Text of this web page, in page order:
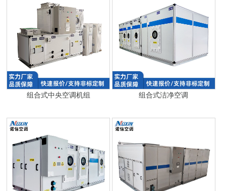
组合式中央空调机组 组合式洁净空调